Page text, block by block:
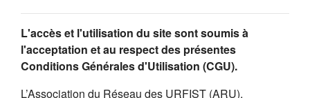
L'accès et l'utilisation du site sont soumis à
l'acceptation et au respect des présentes
Conditions Générales d'Utilisation (CGU).
L’Association du Réseau des URFIST (ARU),